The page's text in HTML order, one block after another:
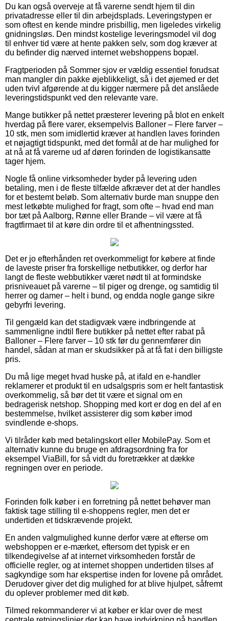
Du kan også overveje at få varerne sendt hjem til din
privatadresse eller til din arbejdsplads. Leveringstypen er
som oftest en kende mindre prisbillig, men ligeledes virkelig
gnidningsløs. Den mindst kostelige leveringsmodel vil dog
til enhver tid være at hente pakken selv, som dog kræver at
du befinder dig nærved internet webshoppens bopæl.
Fragtperioden på Sommer sjov er vældig essentiel forudsat
man mangler din pakke øjeblikkeligt, så i det øjemed er det
uden tvivl afgørende at du kigger nærmere på det anslåede
leveringstidspunkt ved den relevante vare.
Mange butikker på nettet præsterer levering på blot en enkelt
hverdag på flere varer, eksempelvis Balloner – Flere farver –
10 stk, men som imidlertid kræver at handlen laves forinden
et nøjagtigt tidspunkt, med det formål at de har mulighed for
at nå at få varerne ud af døren forinden de logistikansatte
tager hjem.
Nogle få online virksomheder byder på levering uden
betaling, men i de fleste tilfælde afkræver det at der handles
for et bestemt beløb. Som alternativ burde man snuppe den
mest letkøbte mulighed for fragt, som ofte – hvad end man
bor tæt på Aalborg, Rønne eller Brande – vil være at få
fragtfirmaet til at køre din ordre til et afhentningssted.
Det er jo efterhånden ret overkommeligt for købere at finde
de laveste priser fra forskellige netbutikker, og derfor har
langt de fleste webbutikker været nødt til at formindske
prisniveauet på varerne – til piger og drenge, og samtidig til
herrer og damer – helt i bund, og endda nogle gange sikre
gebyrfri levering.
Til gengæld kan det stadigvæk være indbringende at
sammenligne indtil flere butikker på nettet efter rabat på
Balloner – Flere farver – 10 stk før du gennemfører din
handel, sådan at man er skudsikker på at få fat i den billigste
pris.
Du må lige meget hvad huske på, at ifald en e-handler
reklamerer et produkt til en udsalgspris som er helt fantastisk
overkommelig, så bør det tit være et signal om en
bedragerisk netshop. Shopping med kort er dog en del af en
bestemmelse, hvilket assisterer dig som køber imod
svindlende e-shops.
Vi tilråder køb med betalingskort eller MobilePay. Som et
alternativ kunne du bruge en afdragsordning fra for
eksempel ViaBill, for så vidt du foretrækker at dække
regningen over en periode.
Forinden folk køber i en forretning på nettet behøver man
faktisk tage stilling til e-shoppens regler, men det er
undertiden et tidskrævende projekt.
En anden valgmulighed kunne derfor være at efterse om
webshoppen er e-mærket, eftersom det typisk er en
tilkendegivelse af at internet virksomheden forstår de
officielle regler, og at internet shoppen undertiden tilses af
sagkyndige som har ekspertise inden for lovene på området.
Derudover giver det dig mulighed for at blive hjulpet, såfremt
du oplever problemer med dit køb.
Tilmed rekommanderer vi at køber er klar over de mest